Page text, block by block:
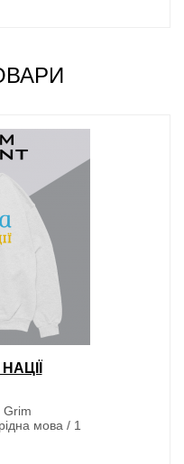
Grim
мова / 1